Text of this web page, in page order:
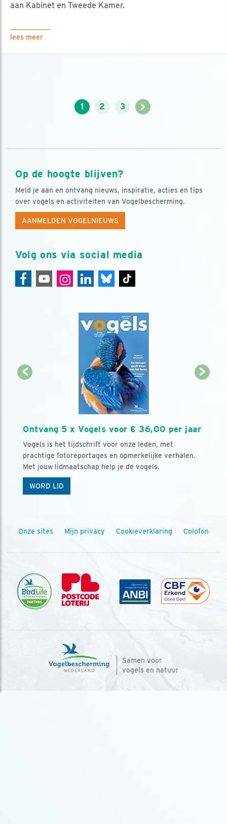
aan Kabinet en Tweede Kamer.
lees meer
1 2 3 >
Op de hoogte blijven?
Meld je aan en ontvang nieuws, inspiratie, acties en tips
over vogels en activiteiten van Vogelbescherming.
AANMELDEN VOGELNIEUWS
Volg ons via social media
Ontvang 5 x Vogels voor € 36,00 per jaar
Vogels is het tijdschrift voor onze leden, met
prachtige fotoreportages en opmerkelijke verhalen.
Met jouw lidmaatschap help je de vogels.
WORD LID
Onze sites Mijn privacy Cookieverklaring Colofon
Samen voor
vogels en natuur